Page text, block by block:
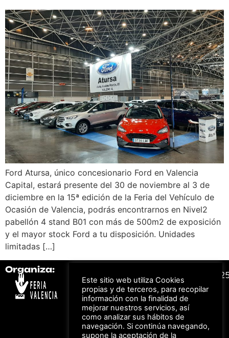
Ford Atursa, único concesionario Ford en Valencia
Capital, estará presente del 30 de noviembre al 3 de
diciembre en la 15ª edición de la Feria del Vehículo de
Ocasión de Valencia, podrás encontrarnos en Nivel2
pabellón 4 stand B01 con más de 500m2 de exposición
y el mayor stock Ford a tu disposición. Unidades
limitadas […]
Organiza:
Bonos descuento para
los viajes a ferias
organizadas por Feria
Valencia al obtener tu
entrada
Aviso Legal –
de Privacidad
© Feria Valencia, todos
los derechos reservados
Este sitio web utiliza Cookies
propias y de terceros, para recopilar
información con la finalidad de
mejorar nuestros servicios, así
como analizar sus hábitos de
navegación. Si continúa navegando,
supone la aceptación de la